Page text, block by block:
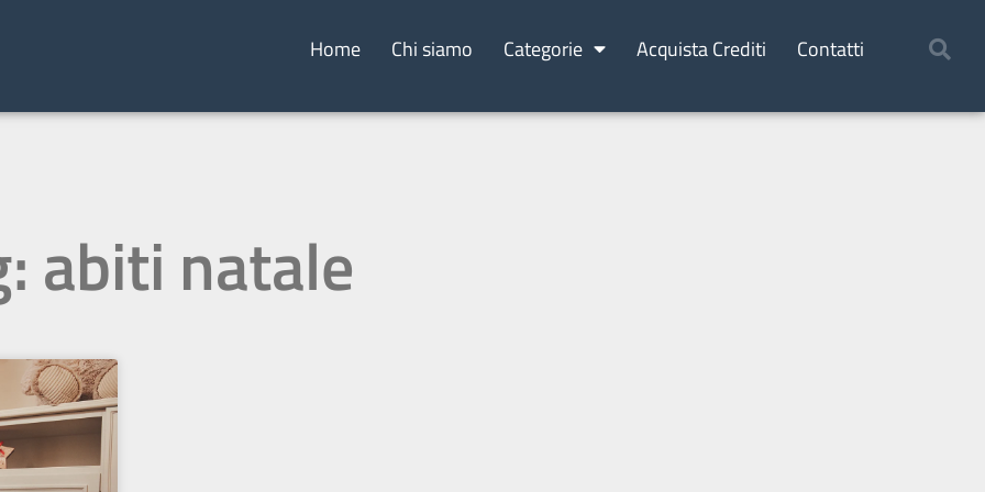
Home Chi siamo Categorie Acquista Crediti Contatti
abiti natale